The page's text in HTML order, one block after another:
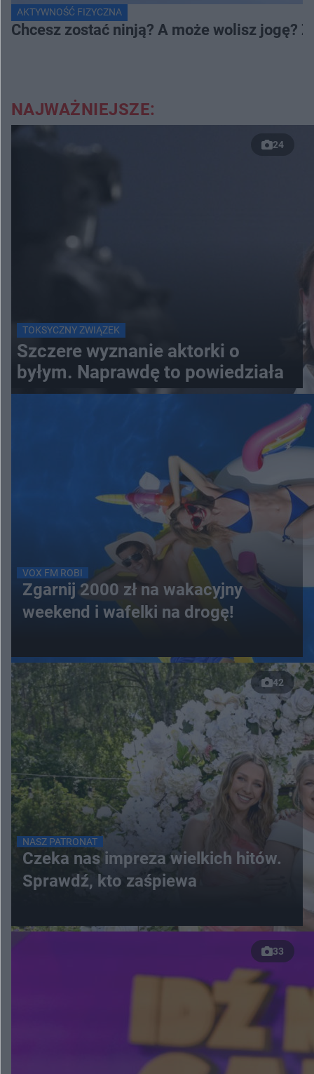
AKTYWNOŚĆ FIZYCZNA
Chcesz zostać ninją? A może wolisz jogę?
NAJWAŻNIEJSZE:
24
TOKSYCZNY ZWIĄZEK
Szczere wyznanie aktorki o
byłym. Naprawdę to powiedziała
VOX FM ROBI
Zgarnij 2000 zł na wakacyjny
weekend i wafelki na drogę!
42
NASZ PATRONAT
Czeka nas impreza wielkich hitów.
Sprawdź, kto zaśpiewa
33